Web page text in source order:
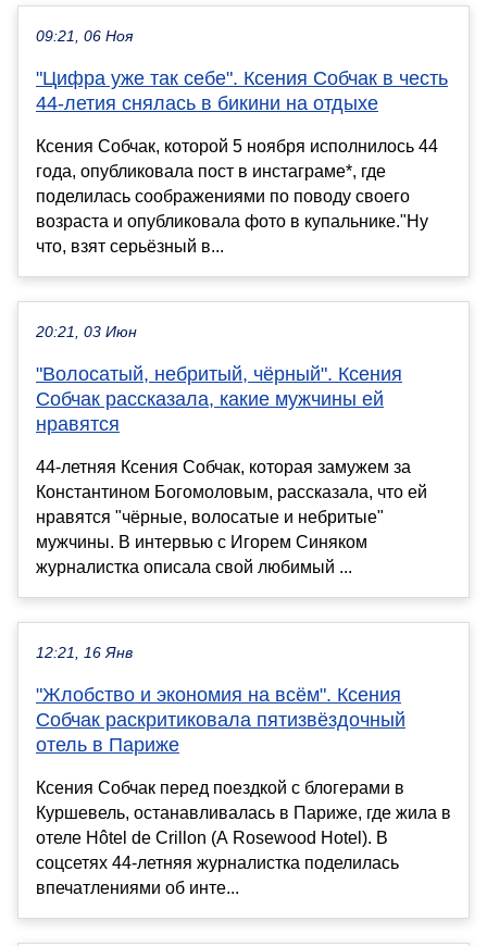
09:21, 06 Ноя
"Цифра уже так себе". Ксения Собчак в честь
44-летия снялась в бикини на отдыхе
Ксения Собчак, которой 5 ноября исполнилось 44
года, опубликовала пост в инстаграме*, где
поделилась соображениями по поводу своего
возраста и опубликовала фото в купальнике."Ну
что, взят серьёзный в...
20:21, 03 Июн
"Волосатый, небритый, чёрный". Ксения
Собчак рассказала, какие мужчины ей
нравятся
44-летняя Ксения Собчак, которая замужем за
Константином Богомоловым, рассказала, что ей
нравятся "чёрные, волосатые и небритые"
мужчины. В интервью с Игорем Синяком
журналистка описала свой любимый ...
12:21, 16 Янв
"Жлобство и экономия на всём". Ксения
Собчак раскритиковала пятизвёздочный
отель в Париже
Ксения Собчак перед поездкой с блогерами в
Куршевель, останавливалась в Париже, где жила в
отеле Hôtel de Crillon (A Rosewood Hotel). В
соцсетях 44-летняя журналистка поделилась
впечатлениями об инте...